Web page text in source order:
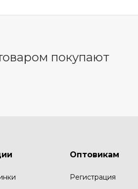
покупают
Оптовикам
Регистрация